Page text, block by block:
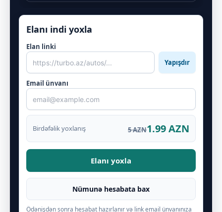
Elanı indi yoxla
Elan linki
Yapışdır
Email ünvanı
Birdəfəlik yoxlanış 5 AZN1.99 AZN
Elanı yoxla
Nümunə hesabata bax
Ödənişdən sonra hesabat hazırlanır və link email ünvanınıza